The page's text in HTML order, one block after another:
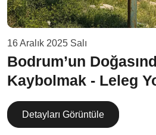
16 Aralık 2025 Salı
Bodrum’un
Kaybolmak - Leleg
Detayları Görüntüle